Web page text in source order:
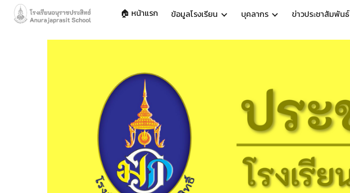
Skip to main content
🏠 หน้าแรก ข้อมูลโรงเรียน บุคลากร ข่าวประชาสัมพันธ์